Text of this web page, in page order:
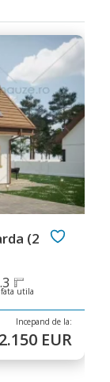
Parter (2
– 114mp
Amprenta la sol
DTAC: